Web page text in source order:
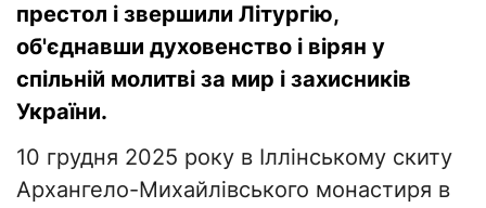
престол і звершили Літургію,
об'єднавши духовенство і вірян у
спільній молитві за мир і захисників
України.
10 грудня 2025 року в Іллінському скиту
Архангело-Михайлівського монастиря в